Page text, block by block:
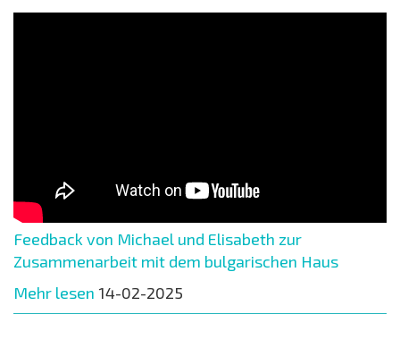
Feedback von Michael und Elisabeth zur
Zusammenarbeit mit dem bulgarischen Haus
Mehr lesen 14-02-2025